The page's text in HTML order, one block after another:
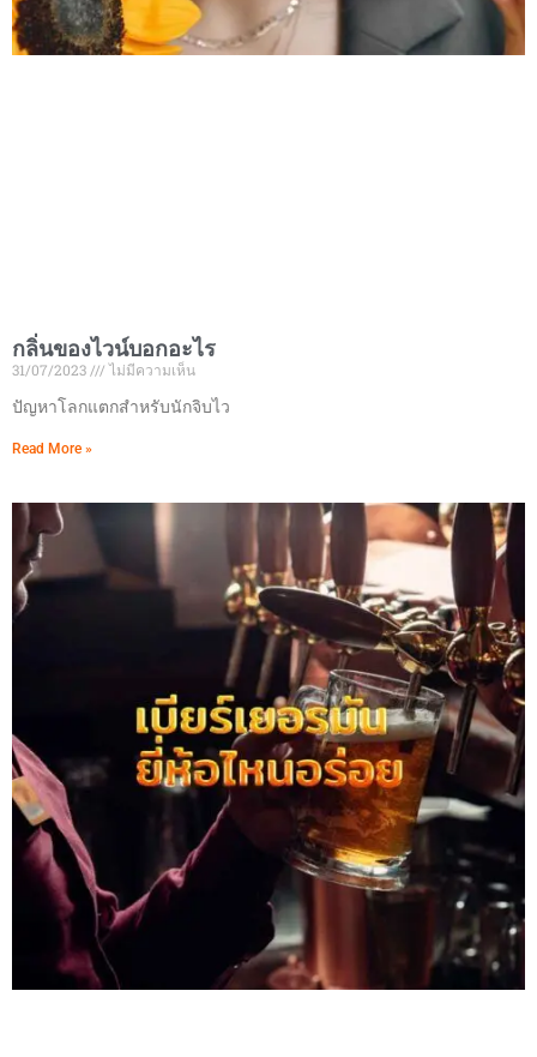
กลิ่นของไวน์บอกอะไร
31/07/2023
ไม่มีความเห็น
ปัญหาโลกแตกสำหรับนักจิบไว
Read More »